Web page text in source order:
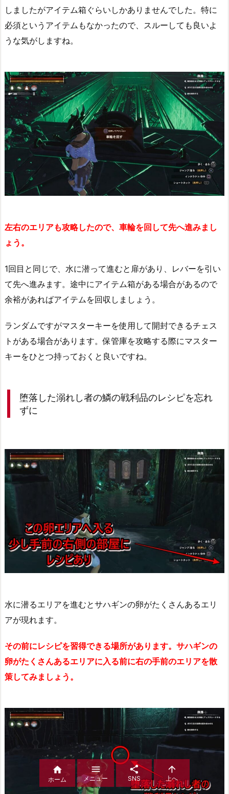
しましたがアイテム箱ぐらいしかありませんでした。特に
必須というアイテムもなかったので、スルーしても良いよ
うな気がしますね。
左右のエリアも攻略したので、車輪を回して先へ進みまし
ょう。
1回目と同じで、水に潜って進むと扉があり、レバーを引い
て先へ進みます。途中にアイテム箱がある場合があるので
余裕があればアイテムを回収しましょう。
ランダムですがマスターキーを使用して開封できるチェス
トがある場合があります。保管庫を攻略する際にマスター
キーをひとつ持っておくと良いですね。
堕落した溺れし者の鱗の戦利品のレシピを忘れ
ずに
水に潜るエリアを進むとサハギンの卵がたくさんあるエリ
アが現れます。
その前にレシピを習得できる場所があります。サハギンの
卵がたくさんあるエリアに入る前に右の手前のエリアを散
策してみましょう。

ホーム

メニュー

SNS

上へ